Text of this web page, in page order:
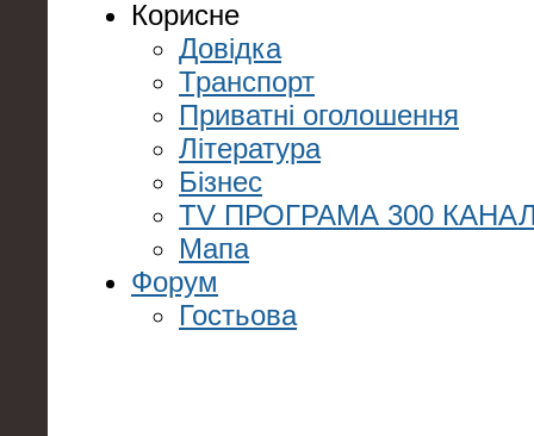
Корисне
Довідка
Транспорт
Приватні оголошення
Література
Бізнес
TV ПРОГРАМА 300
Мапа
Форум
Гостьова